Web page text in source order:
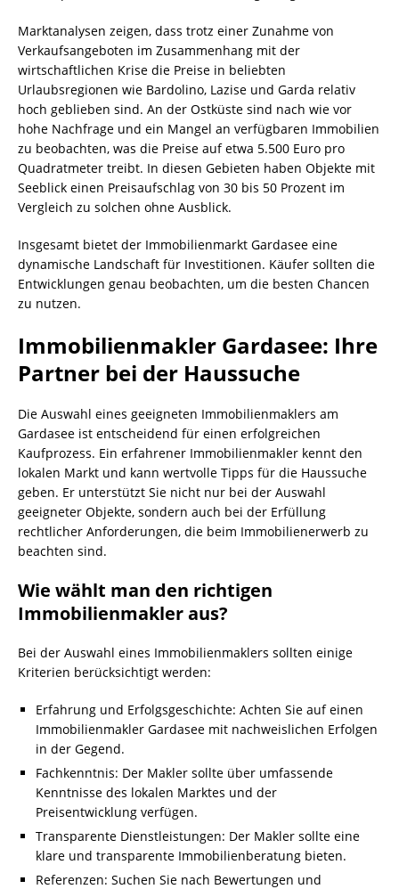
Marktanalysen zeigen, dass trotz einer Zunahme von
Verkaufsangeboten im Zusammenhang mit der
wirtschaftlichen Krise die Preise in beliebten
Urlaubsregionen wie Bardolino, Lazise und Garda relativ
hoch geblieben sind. An der Ostküste sind nach wie vor
hohe Nachfrage und ein Mangel an verfügbaren Immobilien
zu beobachten, was die Preise auf etwa 5.500 Euro pro
Quadratmeter treibt. In diesen Gebieten haben Objekte mit
Seeblick einen Preisaufschlag von 30 bis 50 Prozent im
Vergleich zu solchen ohne Ausblick.
Insgesamt bietet der Immobilienmarkt Gardasee eine
dynamische Landschaft für Investitionen. Käufer sollten die
Entwicklungen genau beobachten, um die besten Chancen
zu nutzen.
Immobilienmakler Gardasee: Ihre
Partner bei der Haussuche
Die Auswahl eines geeigneten Immobilienmaklers am
Gardasee ist entscheidend für einen erfolgreichen
Kaufprozess. Ein erfahrener Immobilienmakler kennt den
lokalen Markt und kann wertvolle Tipps für die Haussuche
geben. Er unterstützt Sie nicht nur bei der Auswahl
geeigneter Objekte, sondern auch bei der Erfüllung
rechtlicher Anforderungen, die beim Immobilienerwerb zu
beachten sind.
Wie wählt man den richtigen
Immobilienmakler aus?
Bei der Auswahl eines Immobilienmaklers sollten einige
Kriterien berücksichtigt werden:
Erfahrung und Erfolgsgeschichte: Achten Sie auf einen
Immobilienmakler Gardasee mit nachweislichen Erfolgen
in der Gegend.
Fachkenntnis: Der Makler sollte über umfassende
Kenntnisse des lokalen Marktes und der
Preisentwicklung verfügen.
Transparente Dienstleistungen: Der Makler sollte eine
klare und transparente Immobilienberatung bieten.
Referenzen: Suchen Sie nach Bewertungen und